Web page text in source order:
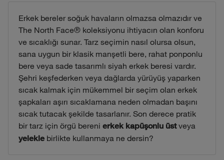
Erkek bereler soğuk havaların olmazsa olmazıdır ve
The North Face® koleksiyonu ihtiyacın olan konforu
ve sıcaklığı sunar. Tarz seçimin nasıl olursa olsun,
sana uygun bir klasik manşetli bere, rahat ponponlu
bere veya sade tasarımlı siyah erkek beresi vardır.
Şehri keşfederken veya dağlarda yürüyüş yaparken
sıcak kalmak için mükemmel bir seçim olan erkek
şapkaları aşırı sıcaklamana neden olmadan başını
sıcak tutacak şekilde tasarlanır. Son derece pratik
bir tarz için örgü bereni erkek kapüşonlu üstveya
yelekle birlikte kullanmaya ne dersin?